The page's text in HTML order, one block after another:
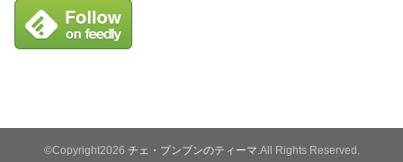
©Copyright2026 チェ・ブンブンのティーマ .All Rights Reserved.